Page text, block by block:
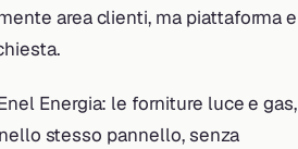
area clienti, ma piattaforma e
Energia: le forniture luce e gas,
stesso pannello, senza